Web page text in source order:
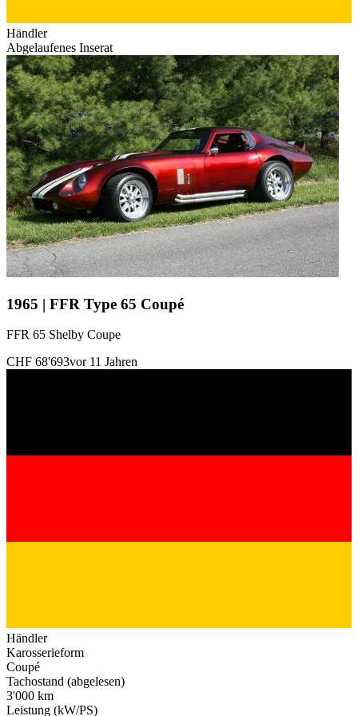
Händler
Abgelaufenes Inserat
1965 | FFR Type 65 Coupé
FFR 65 Shelby Coupe
CHF 68'693vor 11 Jahren
Händler
Karosserieform
Coupé
Tachostand (abgelesen)
3'000 km
Leistung (kW/PS)